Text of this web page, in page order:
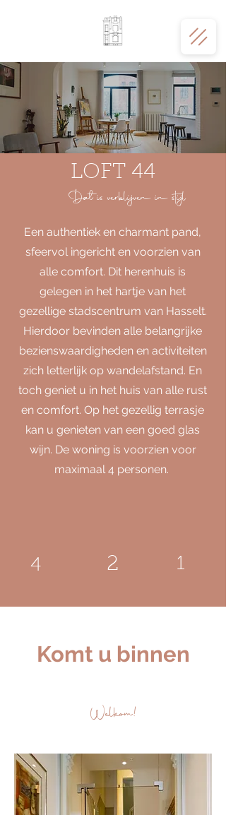
LOFT 44
Dat is verblijven in stijl
Een authentiek en charmant pand,
sfeervol ingericht en voorzien van
alle comfort. Dit herenhuis is
gelegen in het hartje van het
gezellige stadscentrum van Hasselt.
Hierdoor bevinden alle belangrijke
bezienswaardigheden en activiteiten
zich letterlijk op wandelafstand. En
toch geniet u in het huis van alle rust
en comfort. Op het gezellig terrasje
kan u genieten van een goed glas
wijn. De woning is voorzien voor
maximaal 4 personen.
4 2 1
Komt u binnen
Welkom!